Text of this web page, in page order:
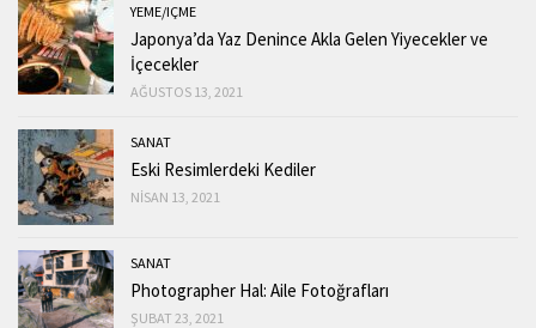
YEME/IÇME
Japonya’da Yaz Denince Akla Gelen Yiyecekler ve
İçecekler
AĞUSTOS 13, 2021
SANAT
Eski Resimlerdeki Kediler
NISAN 13, 2021
SANAT
Photographer Hal: Aile Fotoğrafları
ŞUBAT 23, 2021